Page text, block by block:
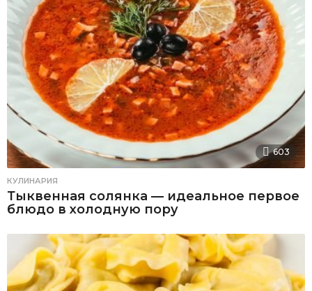
603
КУЛИНАРИЯ
Тыквенная солянка — идеальное первое
блюдо в холодную пору